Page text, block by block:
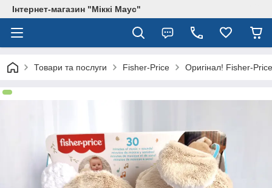
Інтернет-магазин "Міккі Маус"
Товари та послуги Fisher-Price Оригінал! Fisher-